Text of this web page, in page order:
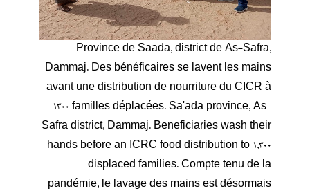
Province de Saada, district de As-Safra,
Dammaj. Des bénéficaires se lavent les mains
avant une distribution de nourriture du CICR à
1300 familles déplacées. Sa'ada province, As-
Safra district, Dammaj. Beneficiaries wash their
hands before an ICRC food distribution to 1,300
displaced families. Compte tenu de la
pandémie, le lavage des mains est désormais